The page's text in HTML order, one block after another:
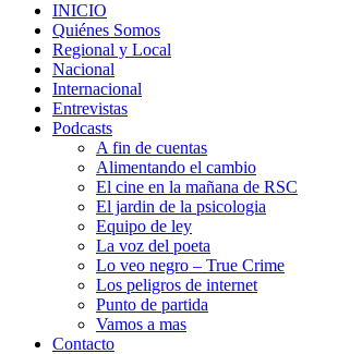
INICIO
Quiénes Somos
Regional y Local
Nacional
Internacional
Entrevistas
Podcasts
A fin de cuentas
Alimentando el cambio
El cine en la mañana de RSC
El jardin de la psicologia
Equipo de ley
La voz del poeta
Lo veo negro – True Crime
Los peligros de internet
Punto de partida
Vamos a mas
Contacto